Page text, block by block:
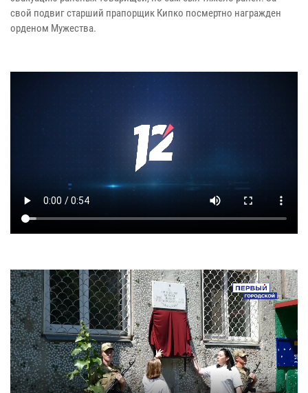
свой подвиг старший прапорщик Кипко посмертно награжден
орденом Мужества.